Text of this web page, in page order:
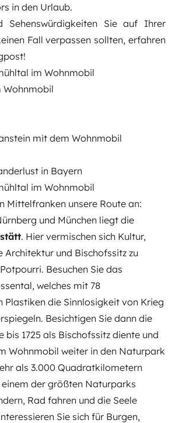
in den Urlaub.
Sehenswürdigkeiten Sie auf Ihrer
Fall verpassen sollten, erfahren
im Wohnmobil
Wohnmobil
mit dem Wohnmobil
in Bayern
im Wohnmobil
Mittelfranken unsere Route an:
und München liegt die
. Hier vermischen sich Kultur,
und Bischofssitz zu
Besuchen Sie das
welches mit 78
Plastiken die Sinnlosigkeit von Krieg
Besichtigen Sie dann die
bis 1725 als Bischofssitz diente und
Wohnmobil weiter in den Naturpark
als 3.000 Quadratkilometern
einem der größten Naturparks
Rad fahren und die Seele
Sie sich für Burgen,